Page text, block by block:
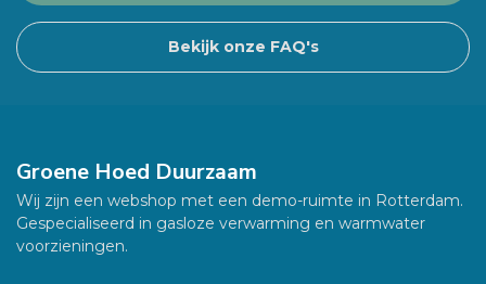
Bekijk onze FAQ's
Groene Hoed Duurzaam
Wij zijn een webshop met een demo-ruimte in Rotterdam.
Gespecialiseerd in gasloze verwarming en warmwater
voorzieningen.